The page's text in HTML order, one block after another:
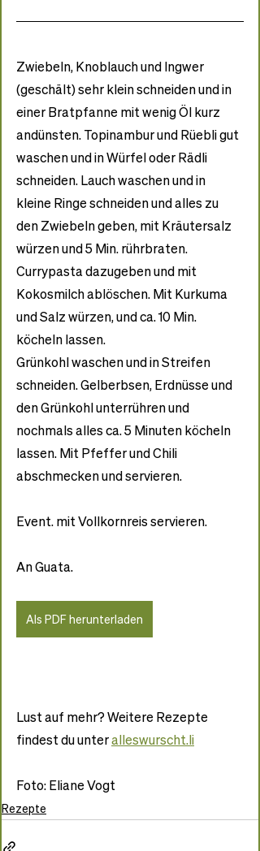
Zwiebeln, Knoblauch und Ingwer
(geschält) sehr klein schneiden und in
einer Bratpfanne mit wenig Öl kurz
andünsten. Topinambur und Rüebli gut
waschen und in Würfel oder Rädli
schneiden. Lauch waschen und in
kleine Ringe schneiden und alles zu
den Zwiebeln geben, mit Kräutersalz
würzen und 5 Min. rührbraten.
Currypasta dazugeben und mit
Kokosmilch ablöschen. Mit Kurkuma
und Salz würzen, und ca. 10 Min.
köcheln lassen.
Grünkohl waschen und in Streifen
schneiden. Gelberbsen, Erdnüsse und
den Grünkohl unterrühren und
nochmals alles ca. 5 Minuten köcheln
lassen. Mit Pfeffer und Chili
abschmecken und servieren.
Event. mit Vollkornreis servieren.
An Guata.
Als PDF herunterladen
Lust auf mehr? Weitere Rezepte
findest du unter alleswurscht.li
Foto: Eliane Vogt
Rezepte